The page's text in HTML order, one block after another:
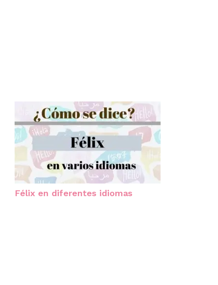
Félix en diferentes idiomas